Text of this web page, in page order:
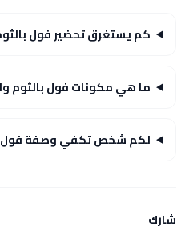
كم يستغرق تحضير فول
ما هي مكونات فول بالثوم
لكم شخص تكفي وصفة فول
شارك